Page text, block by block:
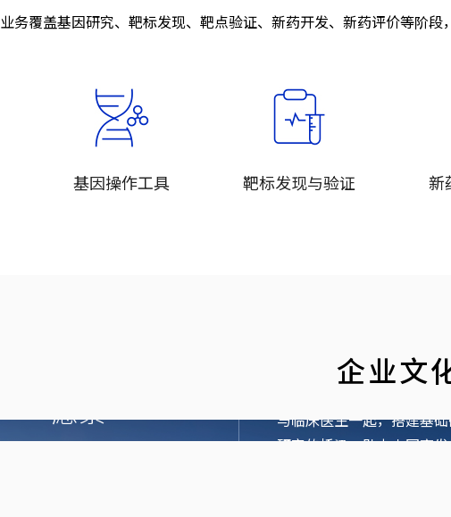
业务覆盖基因研究、靶标发现、靶点验证、新药开发、新药评价等阶
基因操作工具 靶标发现与验证 新
企业文
愿景
使命
与临床医生一起，搭建基
研究的桥梁，助力中国高